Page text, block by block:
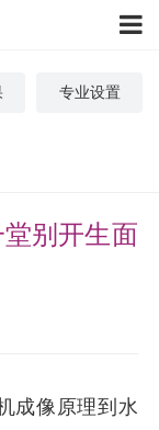
专业设置
别开生面
成像原理到水